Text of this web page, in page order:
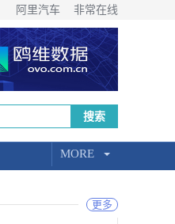
阿里汽车 非常在线
MORE
更多